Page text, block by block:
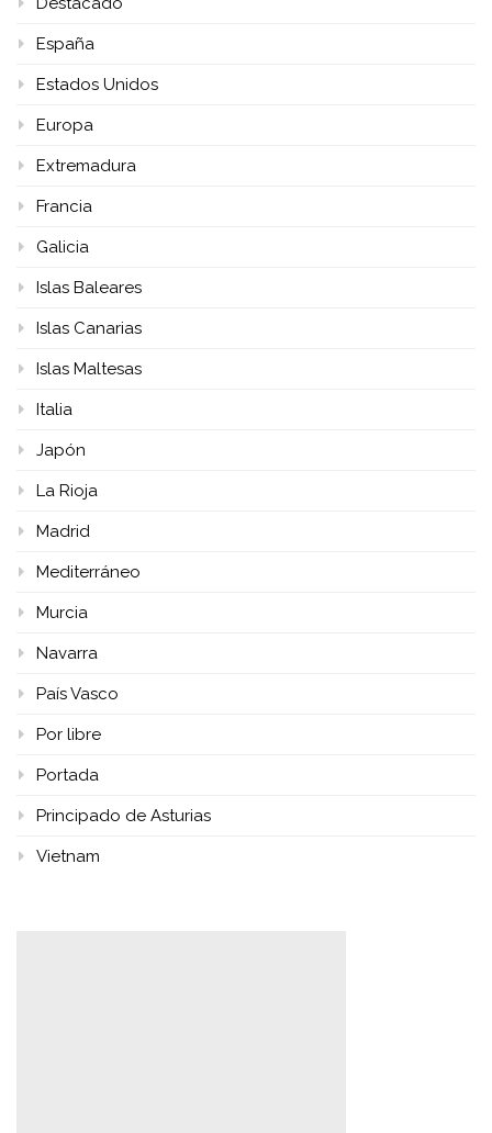
España
Estados Unidos
Europa
Extremadura
Francia
Galicia
Islas Baleares
Islas Canarias
Islas Maltesas
Italia
Japón
La Rioja
Madrid
Mediterráneo
Murcia
Navarra
País Vasco
Por libre
Portada
Principado de Asturias
Vietnam